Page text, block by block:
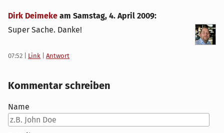
Dirk Deimeke am Samstag, 4. April 2009:
Super Sache. Danke!
07:52 Link Antwort
Kommentar schreiben
Name